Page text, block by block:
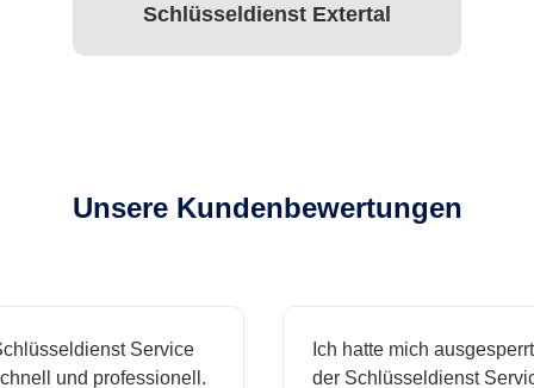
Schlüsseldienst Extertal
Unsere Kundenbewertungen
Service
und professionell.
Ich hatte mich ausgesperrt
der Schlüsseldienst